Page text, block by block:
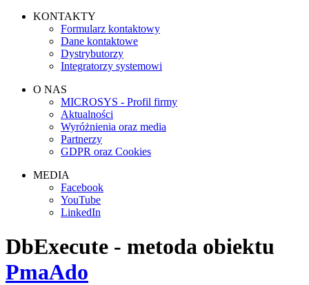
KONTAKTY
Formularz kontaktowy
Dane kontaktowe
Dystrybutorzy
Integratorzy systemowi
O NAS
MICROSYS - Profil firmy
Aktualności
Wyróżnienia oraz media
Partnerzy
GDPR oraz Cookies
MEDIA
Facebook
YouTube
LinkedIn
DbExecute - metoda obiektu
PmaAdo